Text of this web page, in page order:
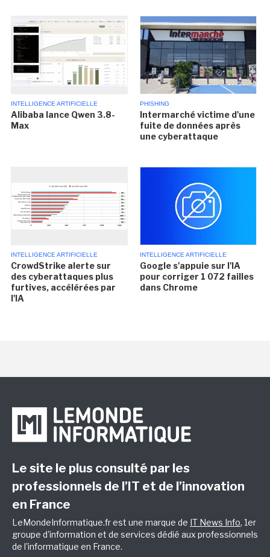
INTELLIGENCE ARTIFICIELLE
Alibaba lance Qwen 3.8-
Max
PHISHING
Intermarché victime d'une
fuite de données après
une cyberattaque
INTELLIGENCE ARTIFICIELLE
CrowdStrike alerte sur
des cyberattaques plus
furtives, accélérées par
l'IA
INTELLIGENCE ARTIFICIELLE
Google s'appuie sur l'IA
pour corriger 1 072 failles
dans Chrome
Le site le plus consulté par les
professionnels de l’IT et de l’innovation
en France
LeMondeInformatique.fr est une marque de IT News Info, 1er
groupe d'information et de services dédié aux professionnels
de l'informatique en France.